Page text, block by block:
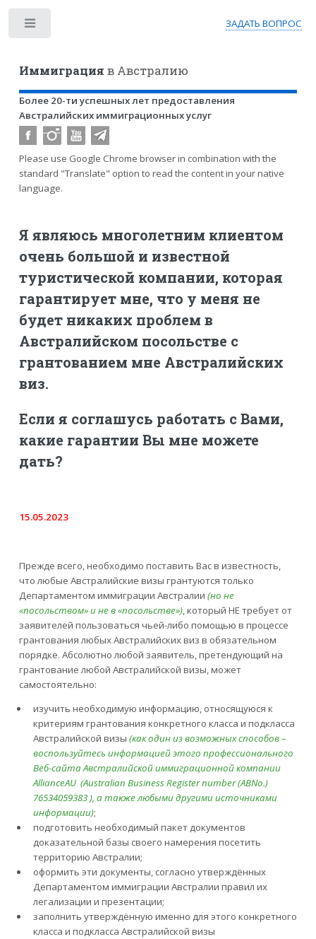
Иммиграция в Австралию
ЗАДАТЬ ВОПРОС
Более 20-ти успешных лет предоставления
Австралийских иммиграционных услуг
Please use Google Chrome browser in combination with the
standard "Translate" option to read the content in your native
language.
Я являюсь многолетним клиентом
очень большой и известной
туристической компании, которая
гарантирует мне, что у меня не
будет никаких проблем в
Австралийском посольстве с
грантованием мне Австралийских
виз.
Если я соглашусь работать с Вами,
какие гарантии Вы мне можете
дать?
15.05.2023
Прежде всего, необходимо поставить Вас в известность,
что любые Австралийские визы грантуются только
Департаментом иммиграции Австралии (но не
«посольством» и не в «посольстве»), который НЕ требует от
заявителей пользоваться чьей-либо помощью в процессе
грантования любых Австралийских виз в обязательном
порядке. Абсолютно любой заявитель, претендующий на
грантование любой Австралийской визы, может
самостоятельно:
изучить необходимую информацию, относящуюся к
критериям грантования конкретного класса и подкласса
Австралийской визы (как один из возможных способов –
воспользуйтесь информацией этого профессионального
Веб-сайта Австралийской иммиграционной компании
AllianceAU (Australian Business Registernumber (ABNo.)
76534059383 ), а также любыми другими источниками
информации);
подготовить необходимый пакет документов
доказательной базы своего намерения посетить
территорию Австралии;
оформить эти документы, согласно утверждённых
Департаментом иммиграции Австралии правил их
легализации и презентации;
заполнить утверждённую именно для этого конкретного
класса и подкласса Австралийской визы